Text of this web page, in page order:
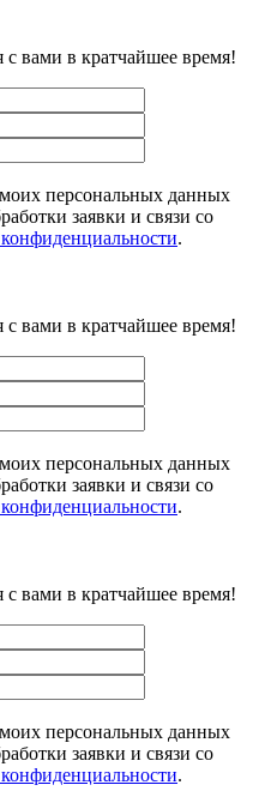
с вами в кратчайшее время!
персональных данных
заявки и связи со
.
с вами в кратчайшее время!
персональных данных
заявки и связи со
.
с вами в кратчайшее время!
персональных данных
заявки и связи со
.